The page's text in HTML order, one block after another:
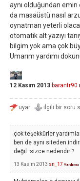
aynı olduğundan emin
da masaüstü nasıl
oynatman yeterli
otomatik alt yazıyı
bilgim yok ama çok
Umarım yardımı
12 Kasım 2013 barantr90
çok teşekkürler
ben de aynı siteden
değil sizce nedendir ?
13 Kasım 2013 sn_17 Yardımcı